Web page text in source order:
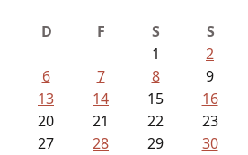
D F S
S
1
2
6 7 8
9
13 14 15
16
20 21 22
23
27 28 29
30